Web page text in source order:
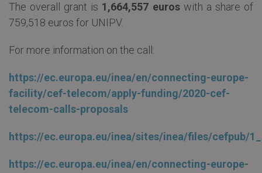
The overall grant is 1,664,557 euroswith a share of
759,518 euros for UNIPV.
For more information on the call:
https://ec.europa.eu/inea/en/connecting-europe-
facility/cef-telecom/apply-funding/2020-cef-
telecom-calls-proposals
https://ec.europa.eu/inea/sites/inea/files/cefpub/
https://ec.europa.eu/inea/en/connecting-europe-